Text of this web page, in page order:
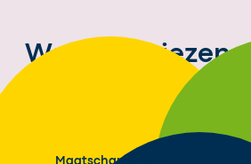
Waarom kiezen
Maatschappelijke